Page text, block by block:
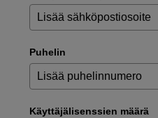
Puhelin
Käyttäjälisenssien määrä